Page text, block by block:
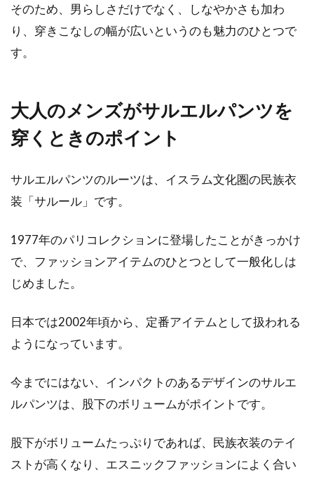
目にも暖...
メンズにも人気！
アメカジは世代を問わず、メンズからの支持の
アイテム...
ダメになったコートのファー！どう
にか復活させる方法は？
いう点においては楽しい季節でもありますね。
この季節...
デニムは日本の岡山が熱い！レディ
世界中のジーニストから熱い視線が注がれてい
そのため、男らしさだけでなく、しなやかさも加わ
り、穿きこなしの幅が広いというのも魅力のひとつで
す。
大人のメンズがサルエルパンツを
穿くときのポイント
サルエルパンツのルーツは、イスラム文化圏の民族衣
装「サルール」です。
1977年のパリコレクションに登場したことがきっかけ
で、ファッションアイテムのひとつとして一般化しは
じめました。
日本では2002年頃から、定番アイテムとして扱われる
ようになっています。
今までにはない、インパクトのあるデザインのサルエ
ルパンツは、股下のボリュームがポイントです。
股下がボリュームたっぷりであれば、民族衣装のテイ
ストが高くなり、エスニックファッションによく合い